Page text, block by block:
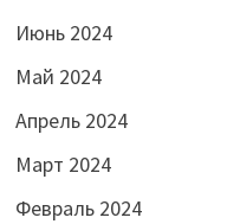
Июнь 2024
Май 2024
Апрель 2024
Март 2024
Февраль 2024